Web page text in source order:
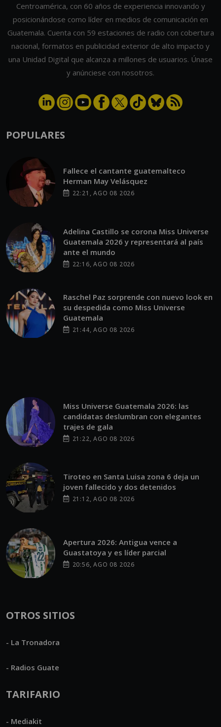
Centroamérica, con 60 años de experiencia innovando y
posicionándose como líder en medios de comunicación en
Guatemala. Cuenta con 59 estaciones de radio con cobertura
nacional, formatos en publicidad exterior de alto impacto y
una Unidad Digital que alcanza a millones de usuarios. Únase
y anúnciese con nosotros.
POPULARES
Fallece el cantante guatemalteco
Herman May Velásquez
22:21, AGO 08 2026
Adelina Castillo se corona Miss Universe
Guatemala 2026 y representará al país
ante el mundo
22:16, AGO 08 2026
Raschel Paz sorprende con nuevo look en
su despedida como Miss Universe
Guatemala
21:44, AGO 08 2026
Miss Universe Guatemala 2026: las
candidatas deslumbran con elegantes
trajes de gala
21:22, AGO 08 2026
Tiroteo en Santa Luisa zona 6 deja un
joven fallecido y dos detenidos
21:12, AGO 08 2026
Apertura 2026: Antigua vence a
Guastatoya y es líder parcial
20:56, AGO 08 2026
OTROS SITIOS
- La Tronadora
- Radios Guate
TARIFARIO
- Mediakit